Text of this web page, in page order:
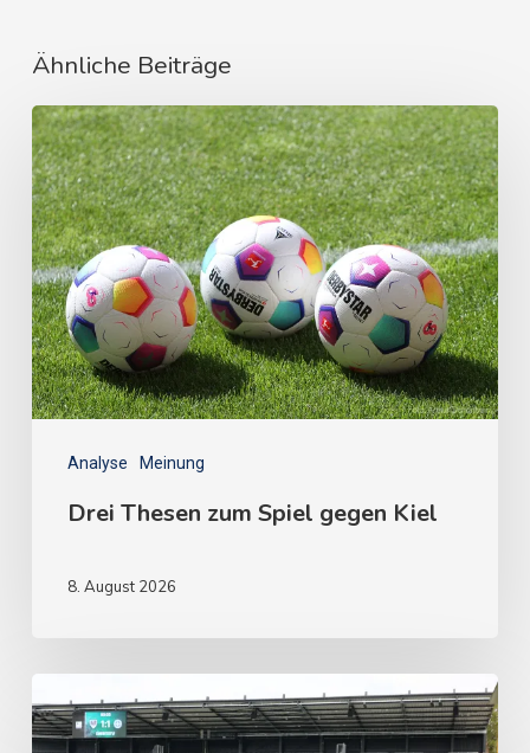
Ähnliche Beiträge
Analyse Meinung
Drei Thesen zum Spiel gegen Kiel
8. August 2026